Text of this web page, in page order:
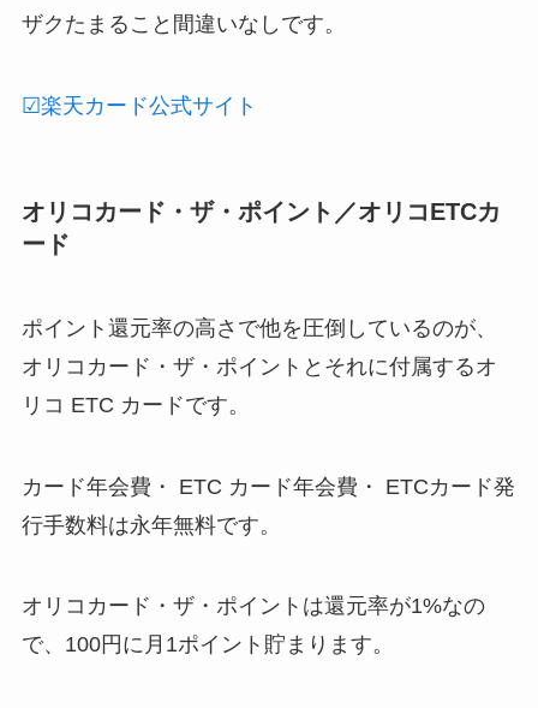
ザクたまること間違いなしです。
☑楽天カード公式サイト
オリコカード・ザ・ポイント／オリコETCカ
ード
ポイント還元率の高さで他を圧倒しているのが、
オリコカード・ザ・ポイントとそれに付属するオ
リコ ETC カードです。
カード年会費・ ETC カード年会費・ ETCカード発
行手数料は永年無料です。
オリコカード・ザ・ポイントは還元率が1%なの
で、100円に月1ポイント貯まります。